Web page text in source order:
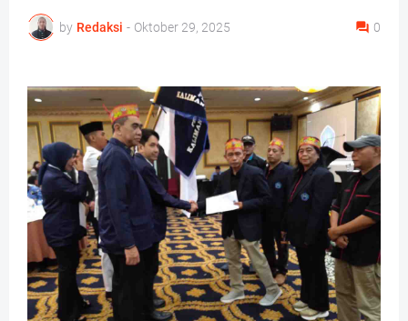
by Redaksi - Oktober 29, 2025 0